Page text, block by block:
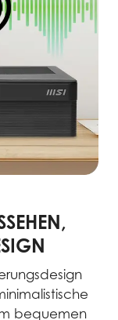
bequemen